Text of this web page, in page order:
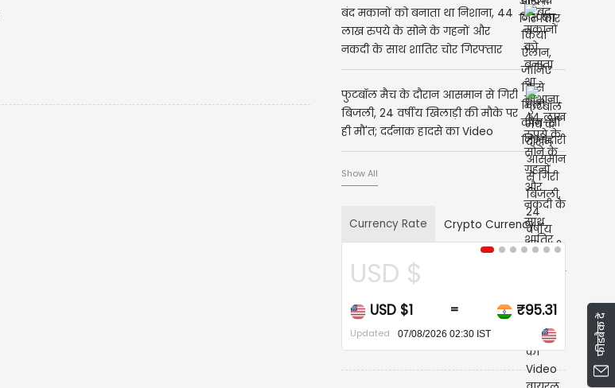
बंद मकानों को बनाता था निशाना, 44
लाख रुपये के सोने के गहनों और
नकदी के साथ शातिर चोर गिरफ्तार
फुटबॉल मैच के दौरान आसमान से गिरी
बिजली, 24 वर्षीय खिलाड़ी की मौके पर
ही मौ'त; दर्दनाक हादसे का Video
वायरल
Show All
Currency Rate Crypto Currency
USD $
USD $1 = ₹95.31
Updated 07/08/2026 02:30 IST फीडबैक दें